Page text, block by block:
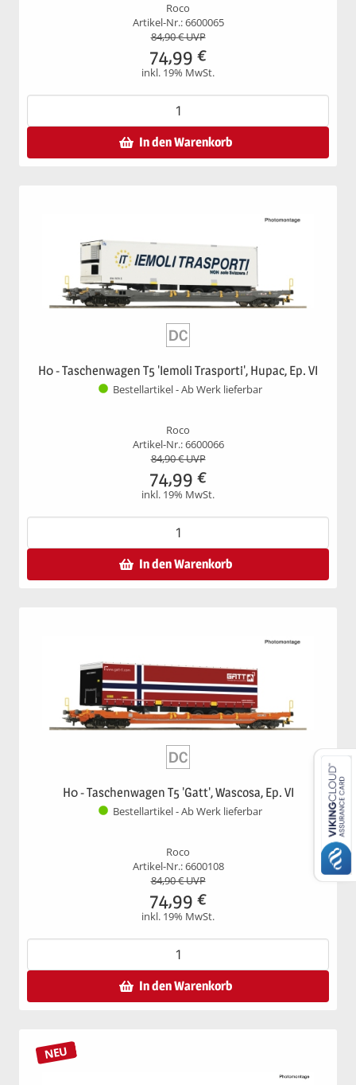
Roco
Artikel-Nr.: 6600065
84,90€ UVP
74,99 €
inkl. 19% MwSt.
In den Warenkorb
H0 - Taschenwagen T5 'Iemoli Trasporti', Hupac, Ep. VI
Bestellartikel - Ab Werk lieferbar
Roco
Artikel-Nr.: 6600066
84,90€ UVP
74,99 €
inkl. 19% MwSt.
In den Warenkorb
H0 - Taschenwagen T5 'Gatt', Wascosa, Ep. VI
Bestellartikel - Ab Werk lieferbar
Roco
Artikel-Nr.: 6600108
84,90€ UVP
74,99 €
inkl. 19% MwSt.
In den Warenkorb
NEU